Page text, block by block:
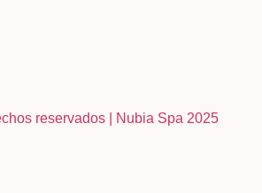
reservados | Nubia Spa 2025